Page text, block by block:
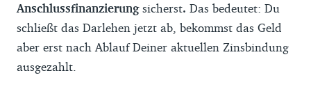
Anschlussfinanzierungsicherst. Das bedeutet: Du
schließt das Darlehen jetzt ab, bekommst das Geld
aber erst nach Ablauf Deiner aktuellen Zinsbindung
ausgezahlt.